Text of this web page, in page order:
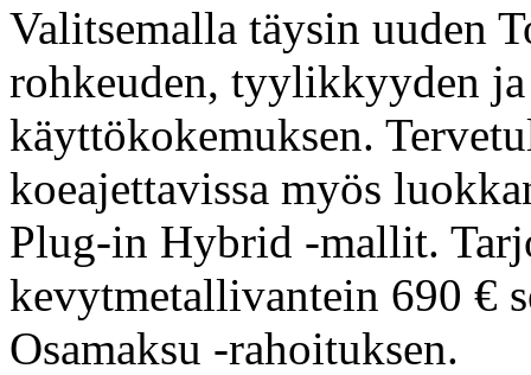
Valitsemalla täysin uuden
rohkeuden, tyylikkyyden ja
käyttökokemuksen.
koeajettavissa myös
Plug-in Hybrid -mallit.
kevytmetallivantein 690 €
Osamaksu -rahoituksen.